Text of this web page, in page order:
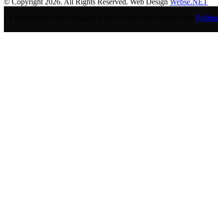
© Copyright 2026. All Rights Reserved. Web Design Webse.NET